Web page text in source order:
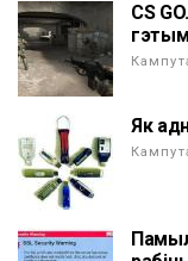
CS
Як